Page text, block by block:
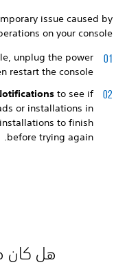
issue caused by
on your console:
unplug the power
restart the console.
to see if
or installations in
to finish
before trying again.
هل كان